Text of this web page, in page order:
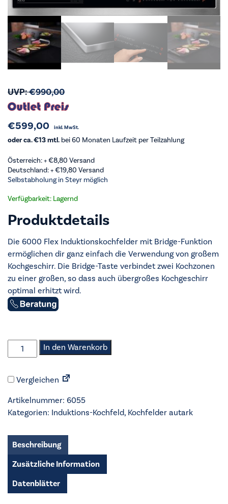
UVP:€990,00
€599,00 inkl. MwSt.
oder ca. €13 mtl. bei 60 Monaten Laufzeit per Teilzahlung
Österreich: +€8,80 Versand
Deutschland: +€19,80 Versand
Selbstabholung in Steyr möglich
Verfügbarkeit: Lagernd
Produktdetails
Die 6000 Flex Induktionskochfelder mit Bridge-Funktion
ermöglichen dir ganz einfach die Verwendung von großem
Kochgeschirr. Die Bridge-Taste verbindet zwei Kochzonen
zu einer großen, so dass auch übergroßes Kochgeschirr
optimal erhitzt wird.
AEG
-
Kochfeld
OIO74B00UB
Menge
In den Warenkorb
Vergleichen
Artikelnummer: 6055
Kategorien: Induktions-Kochfeld, Kochfelder autark
Beschreibung
Zusätzliche Information
Datenblätter